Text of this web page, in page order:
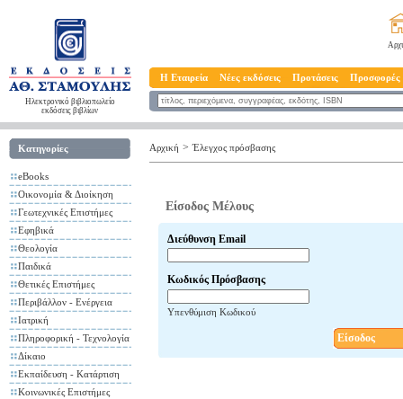
Ηλεκτρονικό βιβλιοπωλείο
εκδόσεις βιβλίων
Η Εταιρεία Νέες εκδόσεις Προτάσεις Προσφορές
Κατηγορίες
eBooks
Οικονομία & Διοίκηση
Γεωτεχνικές Επιστήμες
Εφηβικά
Θεολογία
Παιδικά
Θετικές Επιστήμες
Περιβάλλον - Ενέργεια
Ιατρική
Πληροφορική - Τεχνολογία
Δίκαιο
Εκπαίδευση - Κατάρτιση
Κοινωνικές Επιστήμες
Αρχική > Έλεγχος πρόσβασης
Είσοδος Μέλους
Διεύθυνση Email
Κωδικός Πρόσβασης
Υπενθύμιση Κωδικού
Είσοδος